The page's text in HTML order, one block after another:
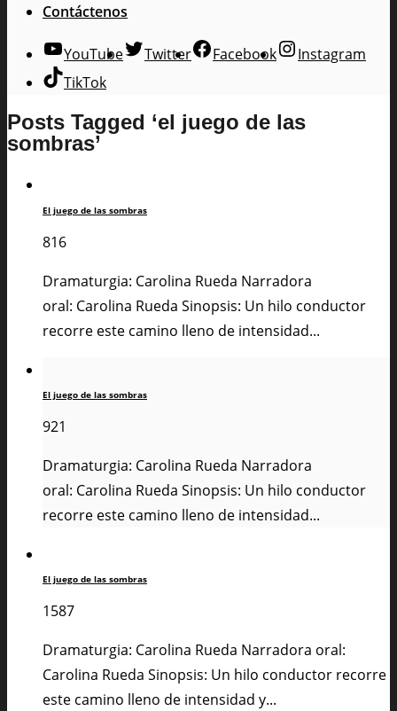
Contáctenos
YouTube Twitter Facebook
Instagram
TikTok
Posts Tagged ‘el juego de las
sombras’
El juego de las sombras
816
Dramaturgia: Carolina Rueda Narradora
oral: Carolina Rueda Sinopsis: Un hilo conductor
recorre este camino lleno de intensidad...
El juego de las sombras
921
Dramaturgia: Carolina Rueda Narradora
oral: Carolina Rueda Sinopsis: Un hilo conductor
recorre este camino lleno de intensidad...
El juego de las sombras
1587
Dramaturgia: Carolina Rueda Narradora oral:
Carolina Rueda Sinopsis: Un hilo conductor recorre
este camino lleno de intensidad y...